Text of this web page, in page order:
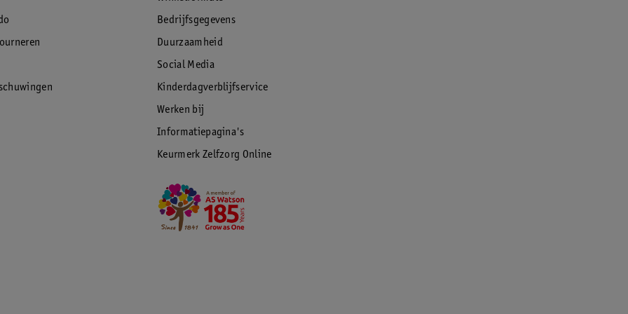
kwaliteit en design, dat is waar Keter voorBedrijfsgegevens
Duurzaamheid
Social Media
Kinderdagverblijfservice
Werken bij
Informatiepagina's
Keurmerk Zelfzorg Online